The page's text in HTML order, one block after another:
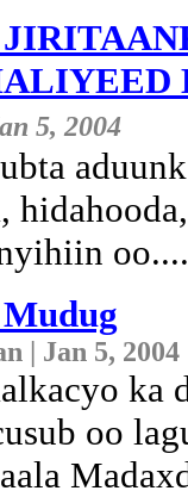
5, 2004
| Jan 5, 2004
ka
oo